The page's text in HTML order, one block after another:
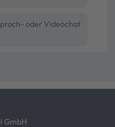
oder Videochat
GmbH